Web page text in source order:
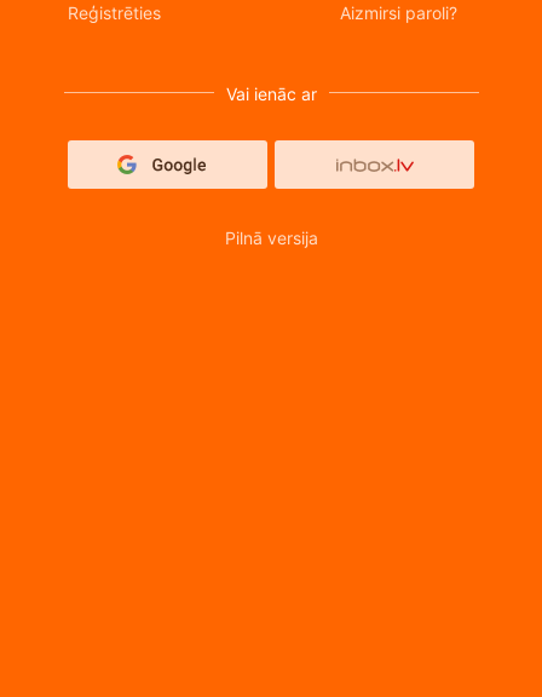
Reģistrēties Aizmirsi paroli?
Vai ienāc ar
Pilnā versija